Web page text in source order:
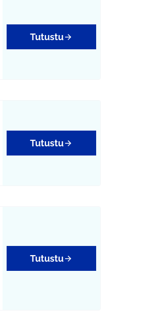
Tutustu
Tutustu
Tutustu